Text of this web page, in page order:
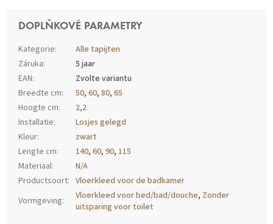
DOPLŇKOVÉ PARAMETRY
Kategorie:
Alle tapijten
Záruka:
5 jaar
EAN:
Zvolte variantu
Breedte cm: 50, 60, 80, 65
Hoogte cm:
2,2
Installatie:
Losjes gelegd
Kleur:
zwart
Lengte cm: 140, 60, 90, 115
Materiaal:
N/A
Productsoort: Vloerkleed voor de badkamer
Vormgeving: Vloerkleed voor bed/bad/douche, Zonder
uitsparing voor toilet